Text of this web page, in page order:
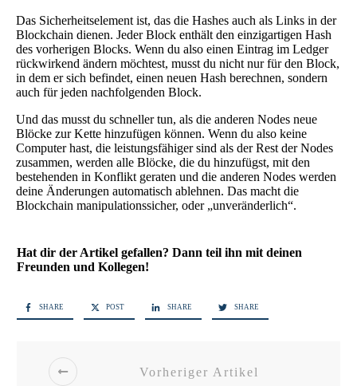
Das Sicherheitselement ist, das die Hashes auch als Links in der
Blockchain dienen. Jeder Block enthält den einzigartigen Hash
des vorherigen Blocks. Wenn du also einen Eintrag im Ledger
rückwirkend ändern möchtest, musst du nicht nur für den Block,
in dem er sich befindet, einen neuen Hash berechnen, sondern
auch für jeden nachfolgenden Block.
Und das musst du schneller tun, als die anderen Nodes neue
Blöcke zur Kette hinzufügen können. Wenn du also keine
Computer hast, die leistungsfähiger sind als der Rest der Nodes
zusammen, werden alle Blöcke, die du hinzufügst, mit den
bestehenden in Konflikt geraten und die anderen Nodes werden
deine Änderungen automatisch ablehnen. Das macht die
Blockchain manipulationssicher, oder „unveränderlich“.
Hat dir der Artikel gefallen? Dann teil ihn mit deinen
Freunden und Kollegen!
SHARE POST SHARE SHARE
Vorheriger Artikel